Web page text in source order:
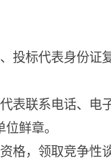
投标代表身份证
表联系电话、电
鲜章。
格，领取竞争